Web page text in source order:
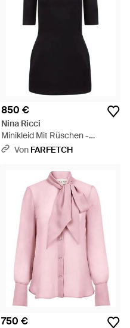
850 €
Nina Ricci
Minikleid Mit Rüschen -
Schwarz
Von FARFETCH
750 €